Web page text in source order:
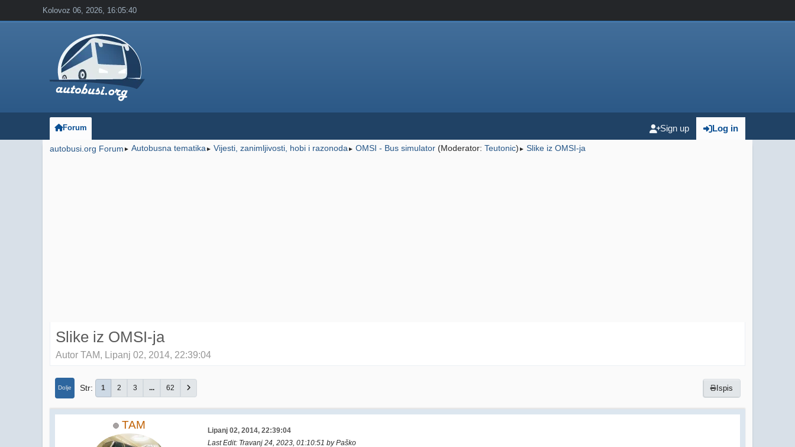
Kolovoz 06, 2026, 16:05:40
Log in
Sign up
Forum
autobusi.org Forum ► Autobusna tematika ► Vijesti, zanimljivosti, hobi i razonoda ► OMSI - Bus simulator (Moderator: Teutonic) ► Slike iz OMSI-ja
Slike iz OMSI-ja
Autor TAM, Lipanj 02, 2014, 22:39:04
Ispis
Dolje Str 1 2 3 ... 62
TAM
Lipanj 02, 2014, 22:39:04
Last Edit: Travanj 24, 2023, 01:10:51 by Paško